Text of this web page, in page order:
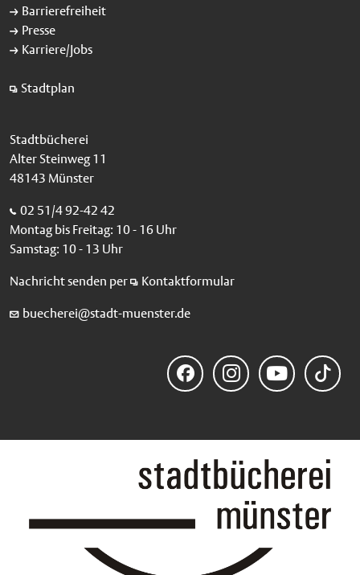
Barrierefreiheit
Presse
Karriere/Jobs
Stadtplan
Stadtbücherei
Alter Steinweg 11
48143 Münster
02 51/4 92-42 42
Montag bis Freitag: 10 - 16 Uhr
Samstag: 10 - 13 Uhr
Nachricht senden per Kontaktformular
buecherei@stadt-muenster.de